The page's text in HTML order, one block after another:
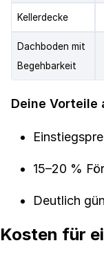
Kellerdecke
Dachboden mit
Begehbarkeit
Deine Vorteile
15–20 %
Deutlich
Kosten für